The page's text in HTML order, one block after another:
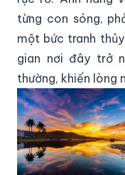
từng con sóng,
một bức tranh
gian nơi đây trở
thường, khiến lòng